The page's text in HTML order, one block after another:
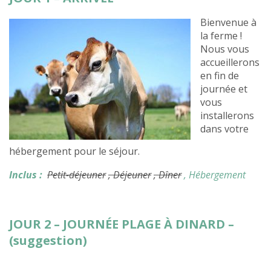
Bienvenue à
la ferme !
Nous vous
accueillerons
en fin de
journée et
vous
installerons
dans votre
hébergement pour le séjour.
Inclus : Petit-déjeuner, Déjeuner, Dîner, Hébergement
JOUR 2 – JOURNÉE PLAGE À DINARD –
(suggestion)